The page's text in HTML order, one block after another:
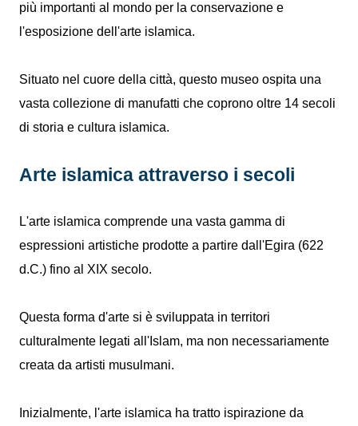
più importanti al mondo per la conservazione e
l'esposizione dell'arte islamica.
Situato nel cuore della città, questo museo ospita una
vasta collezione di manufatti che coprono oltre 14 secoli
di storia e cultura islamica.
Arte islamica attraverso i secoli
L'arte islamica comprende una vasta gamma di
espressioni artistiche prodotte a partire dall'Egira (622
d.C.) fino al XIX secolo.
Questa forma d'arte si è sviluppata in territori
culturalmente legati all'Islam, ma non necessariamente
creata da artisti musulmani.
Inizialmente, l'arte islamica ha tratto ispirazione da